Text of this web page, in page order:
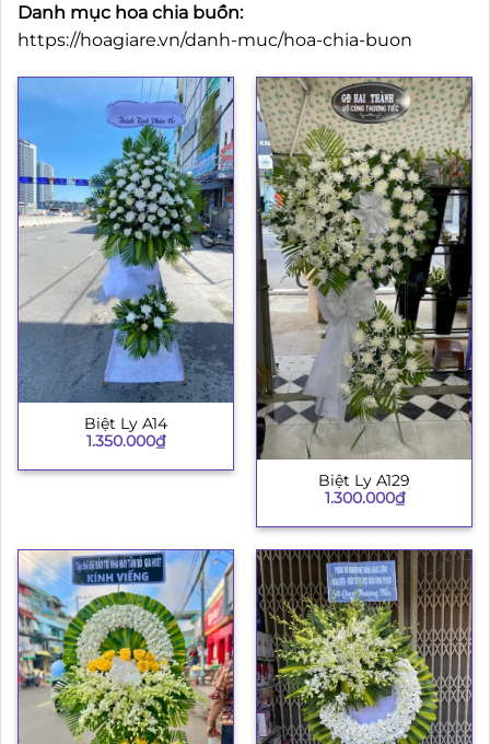
Danh mục hoa chia buồn:
https://hoagiare.vn/danh-muc/hoa-chia-buon
Biệt Ly A14
1.350.000₫
Biệt Ly A129
1.300.000₫